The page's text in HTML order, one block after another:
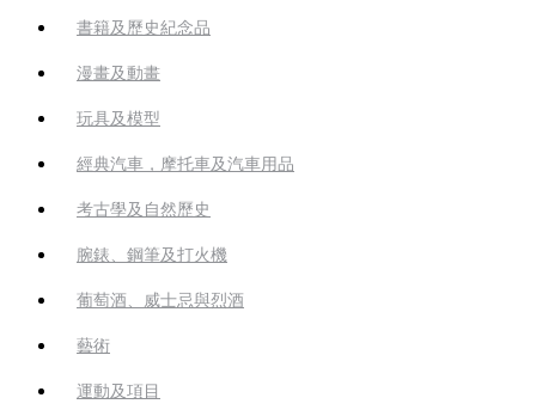
書籍及歷史紀念品
漫畫及動畫
玩具及模型
經典汽車，摩托車及汽車用品
考古學及自然歷史
腕錶、鋼筆及打火機
葡萄酒、威士忌與烈酒
藝術
運動及項目